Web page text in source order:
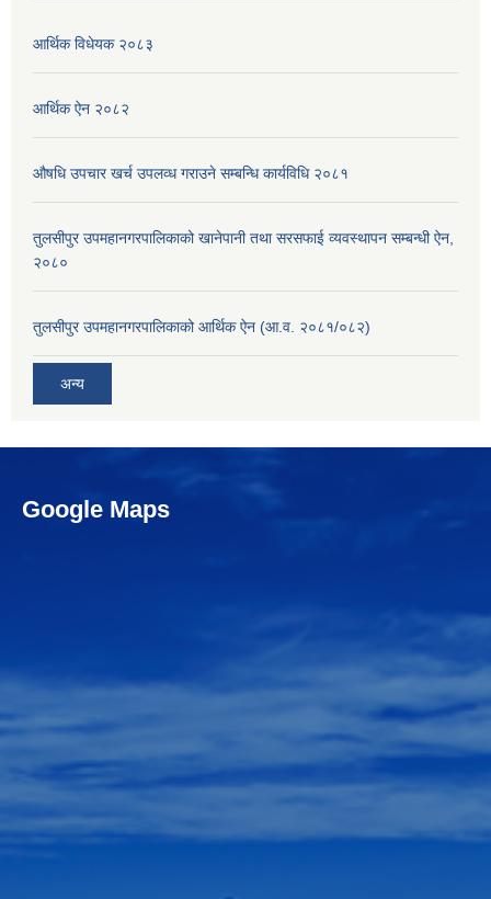
आर्थिक विधेयक २०८३
आर्थिक ऐन २०८२
औषधि उपचार खर्च उपलव्ध गराउने सम्बन्धि कार्यविधि २०८१
तुलसीपुर उपमहानगरपालिकाको खानेपानी तथा सरसफाई व्यवस्थापन सम्बन्धी ऐन,
२०८०
तुलसीपुर उपमहानगरपालिकाको आर्थिक ऐन (आ.व. २०८१/०८२)
अन्य
Google Maps